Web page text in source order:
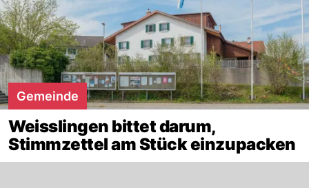
Gemeinde
Weisslingen bittet darum,
Stimmzettel am Stück einzupacken